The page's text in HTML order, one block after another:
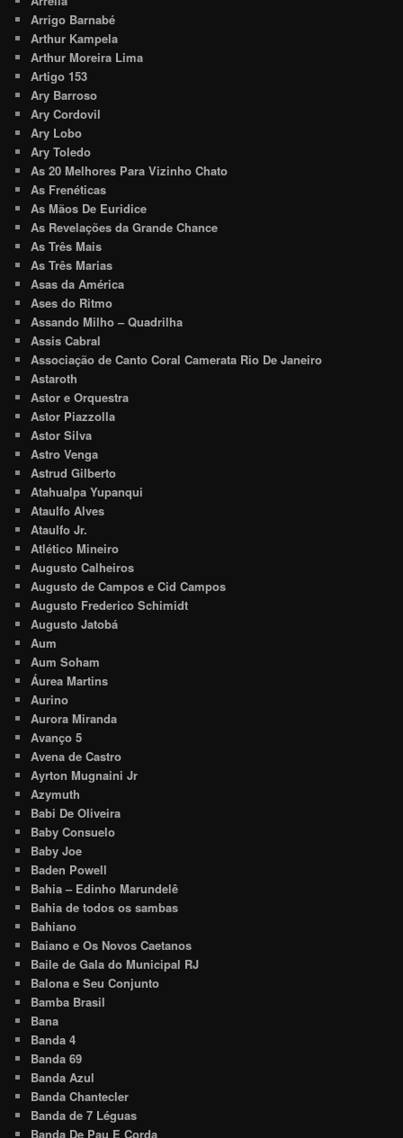
Arrigo Barnabé
Arthur Kampela
Arthur Moreira Lima
Artigo 153
Ary Barroso
Ary Cordovil
Ary Lobo
Ary Toledo
As 20 Melhores Para Vizinho Chato
As Frenéticas
As Mãos De Euridice
As Revelações da Grande Chance
As Três Mais
As Três Marias
Asas da América
Ases do Ritmo
Assando Milho – Quadrilha
Assis Cabral
Associação de Canto Coral Camerata Rio De Janeiro
Astaroth
Astor e Orquestra
Astor Piazzolla
Astor Silva
Astro Venga
Astrud Gilberto
Atahualpa Yupanqui
Ataulfo Alves
Ataulfo Jr.
Atlético Mineiro
Augusto Calheiros
Augusto de Campos e Cid Campos
Augusto Frederico Schimidt
Augusto Jatobá
Aum
Aum Soham
Áurea Martins
Aurino
Aurora Miranda
Avanço 5
Avena de Castro
Ayrton Mugnaini Jr
Azymuth
Babi De Oliveira
Baby Consuelo
Baby Joe
Baden Powell
Bahia – Edinho Marundelê
Bahia de todos os sambas
Bahiano
Baiano e Os Novos Caetanos
Baile de Gala do Municipal RJ
Balona e Seu Conjunto
Bamba Brasil
Bana
Banda 4
Banda 69
Banda Azul
Banda Chantecler
Banda de 7 Léguas
Banda De Pau E Corda